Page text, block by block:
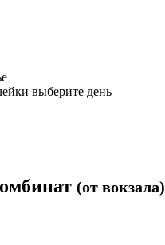
выберите день
(от вокзала)